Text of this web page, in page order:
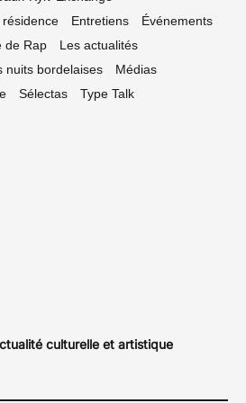
résidence Entretiens
Événements
de Rap
Les actualités
nuits bordelaises
Médias
Sélectas Type Talk
culturelle et artistique